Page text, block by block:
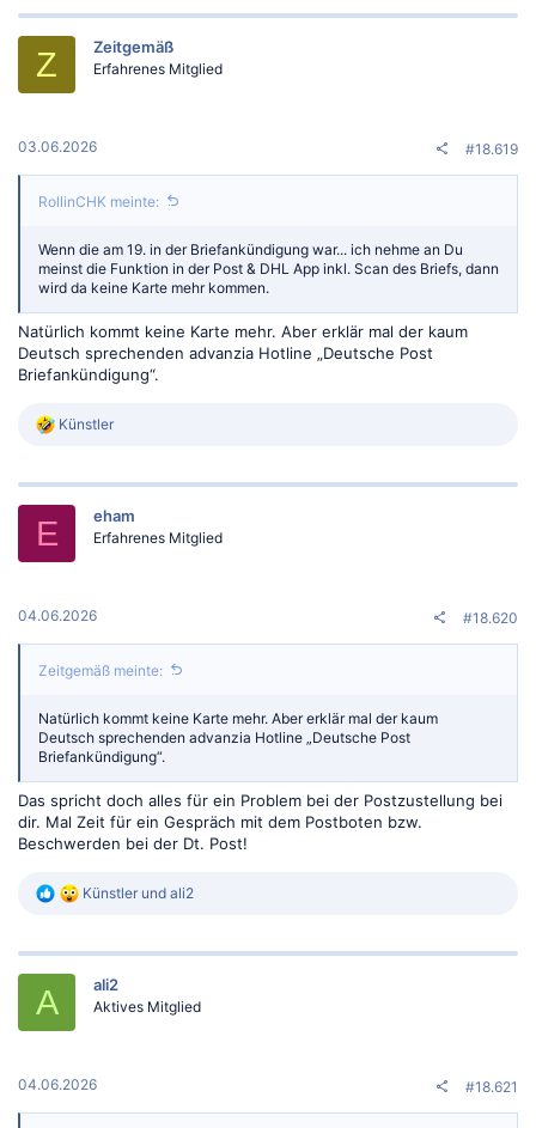
k
:
Z Zeitgemäß
Erfahrenes Mitglied
03.06.2026 #18.619
RollinCHK meinte:
Wenn die am 19. in der Briefankündigung war... ich nehme an Du
meinst die Funktion in der Post & DHL App inkl. Scan des Briefs, dann
wird da keine Karte mehr kommen.
Natürlich kommt keine Karte mehr. Aber erklär mal der kaum
Deutsch sprechenden advanzia Hotline „Deutsche Post
Briefankündigung“.
R
k
:
Künstler
E eham
Erfahrenes Mitglied
04.06.2026 #18.620
Zeitgemäß meinte:
Natürlich kommt keine Karte mehr. Aber erklär mal der kaum
Deutsch sprechenden advanzia Hotline „Deutsche Post
Briefankündigung“.
Das spricht doch alles für ein Problem bei der Postzustellung bei
dir. Mal Zeit für ein Gespräch mit dem Postboten bzw.
Beschwerden bei der Dt. Post!
R
k
:
Künstler und ali2
A ali2
Aktives Mitglied
04.06.2026 #18.621